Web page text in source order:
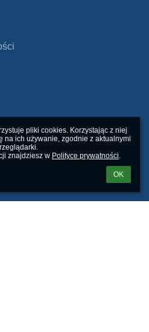
pliki cookies. Korzystając z niej
na ich używanie, zgodnie z aktualnymi
znajdziesz w Polityce prywatności.
OK